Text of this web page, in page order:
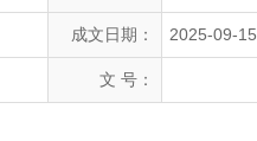
成文日期： 2025-09-15
文 号：